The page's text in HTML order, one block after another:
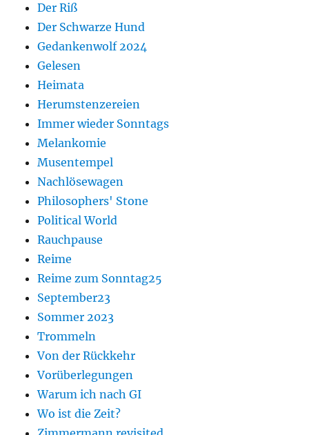
Der Riß
Der Schwarze Hund
Gedankenwolf 2024
Gelesen
Heimata
Herumstenzereien
Immer wieder Sonntags
Melankomie
Musentempel
Nachlösewagen
Philosophers' Stone
Political World
Rauchpause
Reime
Reime zum Sonntag25
September23
Sommer 2023
Trommeln
Von der Rückkehr
Vorüberlegungen
Warum ich nach GI
Wo ist die Zeit?